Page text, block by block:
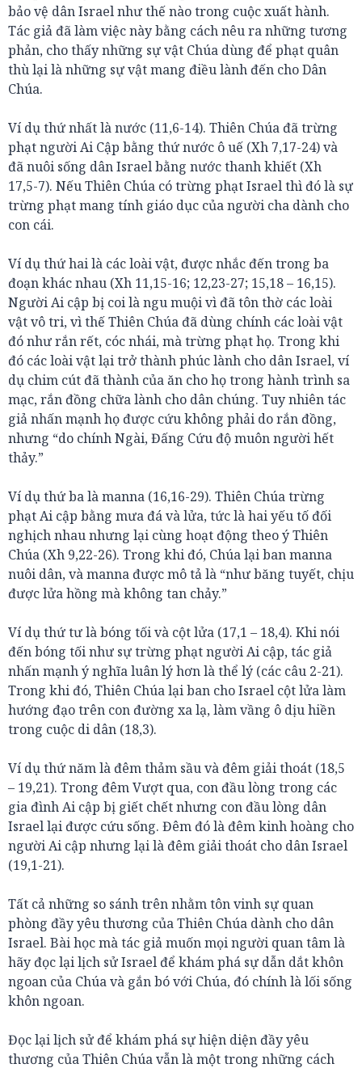
bảo vệ dân Israel như thế nào trong cuộc xuất hành.
Tác giả đã làm việc này bằng cách nêu ra những tương
phản, cho thấy những sự vật Chúa dùng để phạt quân
thù lại là những sự vật mang điều lành đến cho Dân
Chúa.
Ví dụ thứ nhất là nước (11,6-14). Thiên Chúa đã trừng
phạt người Ai Cập bằng thứ nước ô uế (Xh 7,17-24) và
đã nuôi sống dân Israel bằng nước thanh khiết (Xh
17,5-7). Nếu Thiên Chúa có trừng phạt Israel thì đó là sự
trừng phạt mang tính giáo dục của người cha dành cho
con cái.
Ví dụ thứ hai là các loài vật, được nhắc đến trong ba
đoạn khác nhau (Xh 11,15-16; 12,23-27; 15,18 – 16,15).
Người Ai cập bị coi là ngu muội vì đã tôn thờ các loài
vật vô tri, vì thế Thiên Chúa đã dùng chính các loài vật
đó như rắn rết, cóc nhái, mà trừng phạt họ. Trong khi
đó các loài vật lại trở thành phúc lành cho dân Israel, ví
dụ chim cút đã thành của ăn cho họ trong hành trình sa
mạc, rắn đồng chữa lành cho dân chúng. Tuy nhiên tác
giả nhấn mạnh họ được cứu không phải do rắn đồng,
nhưng “do chính Ngài, Đấng Cứu độ muôn người hết
thảy.”
Ví dụ thứ ba là manna (16,16-29). Thiên Chúa trừng
phạt Ai cập bằng mưa đá và lửa, tức là hai yếu tố đối
nghịch nhau nhưng lại cùng hoạt động theo ý Thiên
Chúa (Xh 9,22-26). Trong khi đó, Chúa lại ban manna
nuôi dân, và manna được mô tả là “như băng tuyết, chịu
được lửa hồng mà không tan chảy.”
Ví dụ thứ tư là bóng tối và cột lửa (17,1 – 18,4). Khi nói
đến bóng tối như sự trừng phạt người Ai cập, tác giả
nhấn mạnh ý nghĩa luân lý hơn là thể lý (các câu 2-21).
Trong khi đó, Thiên Chúa lại ban cho Israel cột lửa làm
hướng đạo trên con đường xa lạ, làm vầng ô dịu hiền
trong cuộc di dân (18,3).
Ví dụ thứ năm là đêm thảm sầu và đêm giải thoát (18,5
– 19,21). Trong đêm Vượt qua, con đầu lòng trong các
gia đình Ai cập bị giết chết nhưng con đầu lòng dân
Israel lại được cứu sống. Đêm đó là đêm kinh hoàng cho
người Ai cập nhưng lại là đêm giải thoát cho dân Israel
(19,1-21).
Tất cả những so sánh trên nhằm tôn vinh sự quan
phòng đầy yêu thương của Thiên Chúa dành cho dân
Israel. Bài học mà tác giả muốn mọi người quan tâm là
hãy đọc lại lịch sử Israel để khám phá sự dẫn dắt khôn
ngoan của Chúa và gắn bó với Chúa, đó chính là lối sống
khôn ngoan.
Đọc lại lịch sử để khám phá sự hiện diện đầy yêu
thương của Thiên Chúa vẫn là một trong những cách